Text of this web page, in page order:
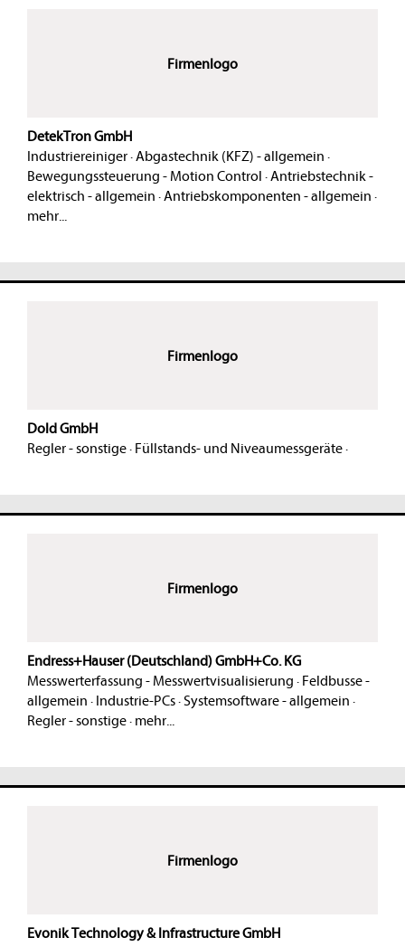
Firmenlogo
DetekTron GmbH
Industriereiniger·Abgastechnik (KFZ) - allgemein ·
Bewegungssteuerung - Motion Control ·Antriebstechnik -
elektrisch - allgemein ·Antriebskomponenten - allgemein ·
mehr...
Firmenlogo
Dold GmbH
Regler - sonstige· Füllstands- und Niveaumessgeräte·
Firmenlogo
Endress+Hauser (Deutschland) GmbH+Co. KG
Messwerterfassung - Messwertvisualisierung · Feldbusse -
allgemein · Industrie-PCs· Systemsoftware - allgemein ·
Regler - sonstige· mehr...
Firmenlogo
Evonik Technology & Infrastructure GmbH